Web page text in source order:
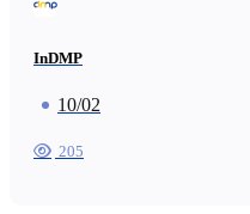
InDMP
10/02
205